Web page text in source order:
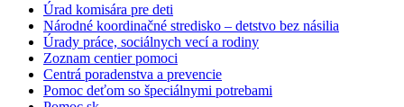
Úrad komisára pre deti
Národné koordinačné stredisko – detstvo bez násilia
Úrady práce, sociálnych vecí a rodiny
Zoznam centier pomoci
Centrá poradenstva a prevencie
Pomoc deťom so špeciálnymi potrebami